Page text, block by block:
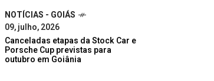
NOTÍCIAS - GOIÁS
09, julho, 2026
Canceladas etapas da Stock Car e
Porsche Cup previstas para
outubro em Goiânia